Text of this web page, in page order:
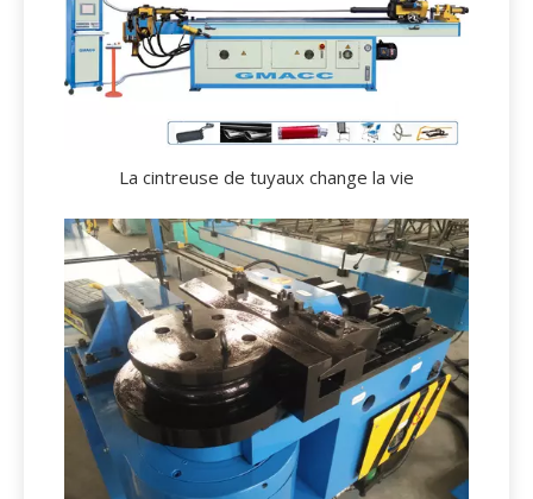
La cintreuse de tuyaux change la vie